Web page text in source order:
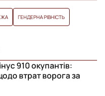
ГЕНДЕРНА РІВНІСТЬ
910 окупантів:
втрат ворога за